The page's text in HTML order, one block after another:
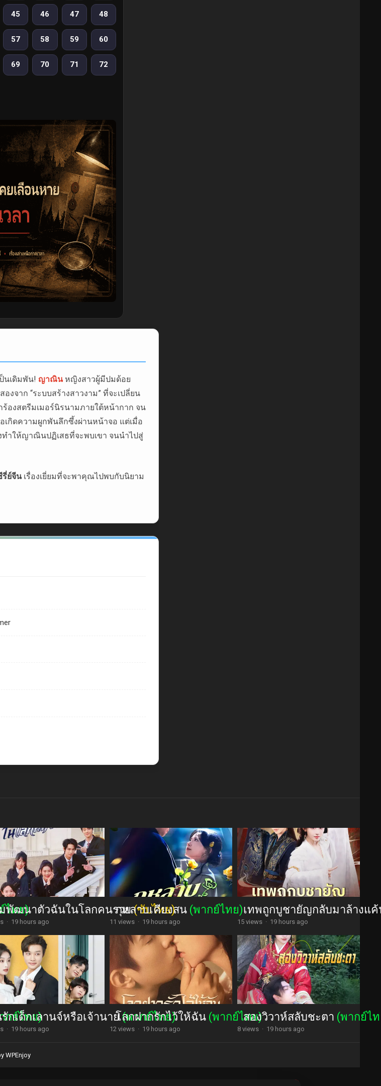
45 46 47 48
57 58 59 60
69 70 71 72
นเดิมพัน! ญาณินหญิงสาวผู้มีปมด้อย
จาก “ระบบสร้างสาวงาม” ที่จะเปลี่ยน
ร้องสตรีมเมอร์นิรนามภายใต้หน้ากาก จน
กิดความผูกพันลึกซึ้งผ่านหน้าจอ แต่เมื่อ
ทำให้ญาณินปฏิเสธที่จะพบเขา จนนำไปสู่
ย์จีนเรื่องเยี่ยมที่จะพาคุณไปพบกับนิยาม
ไทย)
พัฒนาตัวฉันในโลกคนรวย(ซับไทย)
· 19 hours ago
กุหลาบเคียงสน (พากย์ไทย)
11 views · 19 hours ago
เทพถูกบูชายัญกลับมาล้างแ
15 views · 19 hours ago
กย์ไทย)
กเด็กเลานจ์หรือเจ้านาย(พากย์ไทย)
· 19 hours ago
โลกฝากรักไว้ให้ฉัน (พากย์ไทย)
12 views · 19 hours ago
สองวิวาห์สลับชะตา (พากย์ไ
8 views · 19 hours ago
WPEnjoy